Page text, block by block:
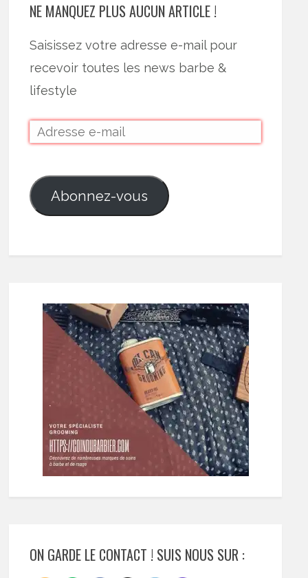
NE MANQUEZ PLUS AUCUN ARTICLE !
Saisissez votre adresse e-mail pour
recevoir toutes les news barbe &
lifestyle
Abonnez-vous
ON GARDE LE CONTACT ! SUIS NOUS SUR :